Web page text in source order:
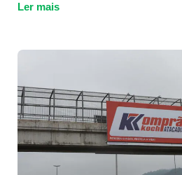
Ler mais